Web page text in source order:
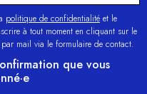
politique de confidentialité et le
à tout moment en cliquant sur le
mail via le formulaire de contact.
que vous